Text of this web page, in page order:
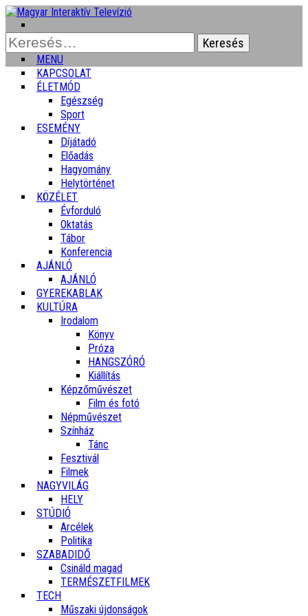
Keresés:
MENU
KAPCSOLAT
ÉLETMÓD
Egészség
Sport
ESEMÉNY
Díjátadó
Előadás
Hagyomány
Helytörténet
KÖZÉLET
Évforduló
Oktatás
Tábor
Konferencia
AJÁNLÓ
AJÁNLÓ
GYEREKABLAK
KULTÚRA
Irodalom
Könyv
Próza
HANGSZÓRÓ
Kiállítás
Képzőművészet
Film és fotó
Népművészet
Színház
Tánc
Fesztivál
Filmek
NAGYVILÁG
HELY
STÚDIÓ
Arcélek
Politika
SZABADIDŐ
Csináld magad
TERMÉSZETFILMEK
TECH
Műszaki újdonságok